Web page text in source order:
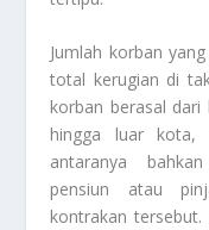
Jumlah korban
total kerugian di
korban berasal dari
hingga luar kota,
antaranya
pensiun atau
kontrakan tersebut.